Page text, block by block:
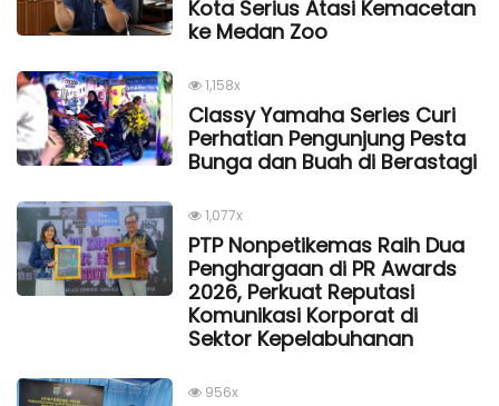
Kota Serius Atasi Kemacetan
ke Medan Zoo
1,158x
Classy Yamaha Series Curi
Perhatian Pengunjung Pesta
Bunga dan Buah di Berastagi
1,077x
PTP Nonpetikemas Raih Dua
Penghargaan di PR Awards
2026, Perkuat Reputasi
Komunikasi Korporat di
Sektor Kepelabuhanan
956x